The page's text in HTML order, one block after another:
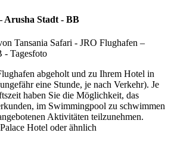
Arusha Stadt - BB
abgeholt und zu Ihrem Hotel in
eine Stunde, je nach Verkehr). Je
haben Sie die Möglichkeit, das
im Swimmingpool zu schwimmen
Aktivitäten teilzunehmen.
Hotel oder ähnlich